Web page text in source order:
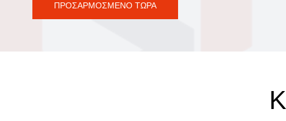
ΠΡΟΣΑΡΜΟΣΜΕΝΟ ΤΩΡΑ